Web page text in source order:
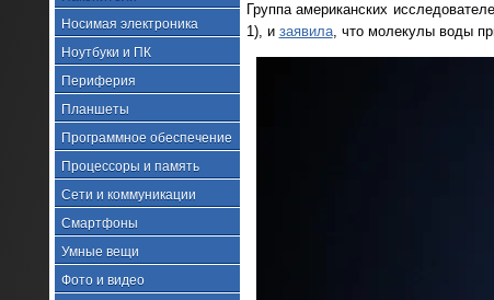
Носимая электроника
Ноутбуки и ПК
Периферия
Планшеты
Программное обеспечение
Процессоры и память
Сети и коммуникации
Смартфоны
Умные вещи
Фото и видео
Группа американских
1), и заявила, что молекулы воды